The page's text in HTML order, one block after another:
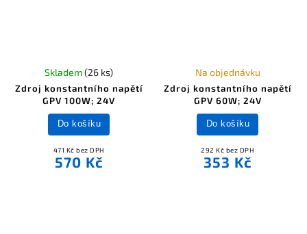
Zdroj konstantního napětí
GPV 100W; 24V
Skladem(26 ks)
471 Kč bez DPH
570 Kč
Do košíku
Zdroj konstantního napětí
GPV 60W; 24V
Na objednávku
292 Kč bez DPH
353 Kč
Do košíku